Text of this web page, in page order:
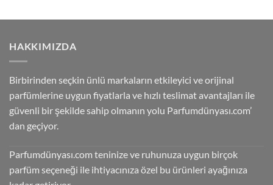
HAKKIMIZDA
Birbirinden seçkin ünlü markaların etkileyici ve orijinal
parfümlerine uygun fiyatlarla ve hızlı teslimat avantajları ile
güvenli bir şekilde sahip olmanın yolu Parfumdünyası.com’
dan geçiyor.
Parfumdünyası.com teninize ve ruhunuza uygun birçok
parfüm seçeneği ile ihtiyacınıza özel bu ürünleri ayağınıza